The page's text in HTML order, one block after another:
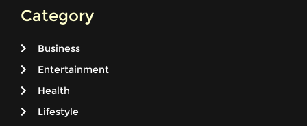
Category
Business
Entertainment
Health
Lifestyle